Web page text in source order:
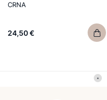
CRNA
24,50 €